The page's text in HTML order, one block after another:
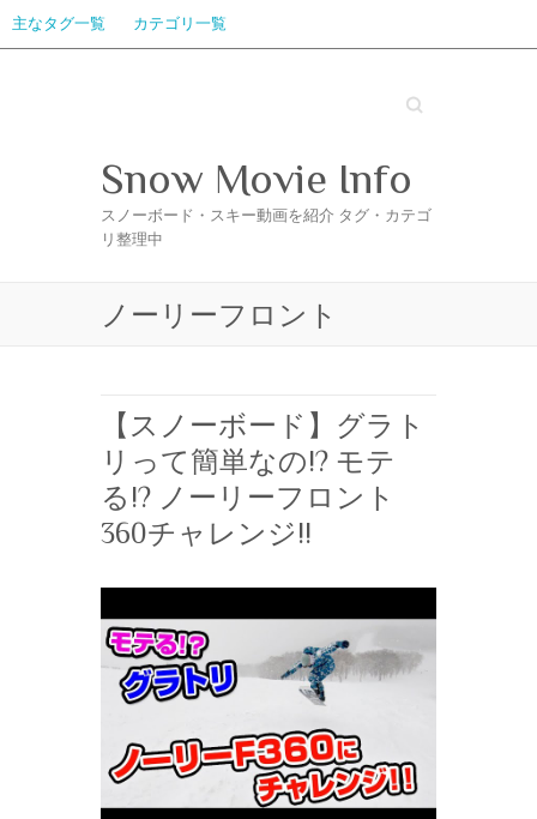
主なタグ一覧 カテゴリ一覧
Search
Snow Movie Info
スノーボード・スキー動画を紹介 タグ・カテゴ
リ整理中
ノーリーフロント
【スノーボード】グラト
リって簡単なの!? モテ
る!? ノーリーフロント
360チャレンジ!!